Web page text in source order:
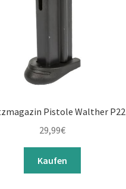
Pistole Walther P22
29,99€
Kaufen